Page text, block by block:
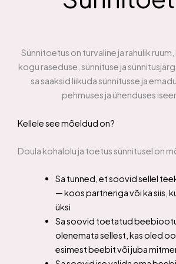
Sünnitoetus on turvaline ja rahulik
kogu raseduse, sünnituse ja
sa saaksid liikuda sünnitusse ja
pehmuses ja ühenduses
Kellele see mõeldud on?
Doula kohalolu ja toetus sünnitusel on
Sa tunned, et soovid sellel
— koos partneriga või ka siis,
üksi
Sa soovid toetatud
olenemata sellest, kas oled
esimest beebit või juba